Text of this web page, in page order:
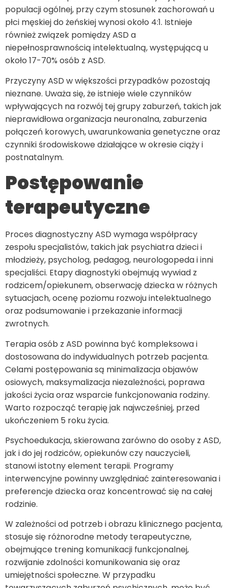
populacji ogólnej, przy czym stosunek zachorowań u
płci męskiej do żeńskiej wynosi około 4:1. Istnieje
również związek pomiędzy ASD a
niepełnosprawnością intelektualną, występującą u
około 17-70% osób z ASD.
Przyczyny ASD w większości przypadków pozostają
nieznane. Uważa się, że istnieje wiele czynników
wpływających na rozwój tej grupy zaburzeń, takich jak
nieprawidłowa organizacja neuronalna, zaburzenia
połączeń korowych, uwarunkowania genetyczne oraz
czynniki środowiskowe działające w okresie ciąży i
postnatalnym.
Postępowanie
terapeutyczne
Proces diagnostyczny ASD wymaga współpracy
zespołu specjalistów, takich jak psychiatra dzieci i
młodzieży, psycholog, pedagog, neurologopeda i inni
specjaliści. Etapy diagnostyki obejmują wywiad z
rodzicem/opiekunem, obserwację dziecka w różnych
sytuacjach, ocenę poziomu rozwoju intelektualnego
oraz podsumowanie i przekazanie informacji
zwrotnych.
Terapia osób z ASD powinna być kompleksowa i
dostosowana do indywidualnych potrzeb pacjenta.
Celami postępowania są minimalizacja objawów
osiowych, maksymalizacja niezależności, poprawa
jakości życia oraz wsparcie funkcjonowania rodziny.
Warto rozpocząć terapię jak najwcześniej, przed
ukończeniem 5 roku życia.
Psychoedukacja, skierowana zarówno do osoby z ASD,
jak i do jej rodziców, opiekunów czy nauczycieli,
stanowi istotny element terapii. Programy
interwencyjne powinny uwzględniać zainteresowania i
preferencje dziecka oraz koncentrować się na całej
rodzinie.
W zależności od potrzeb i obrazu klinicznego pacjenta,
stosuje się różnorodne metody terapeutyczne,
obejmujące trening komunikacji funkcjonalnej,
rozwijanie zdolności komunikowania się oraz
umiejętności społeczne. W przypadku